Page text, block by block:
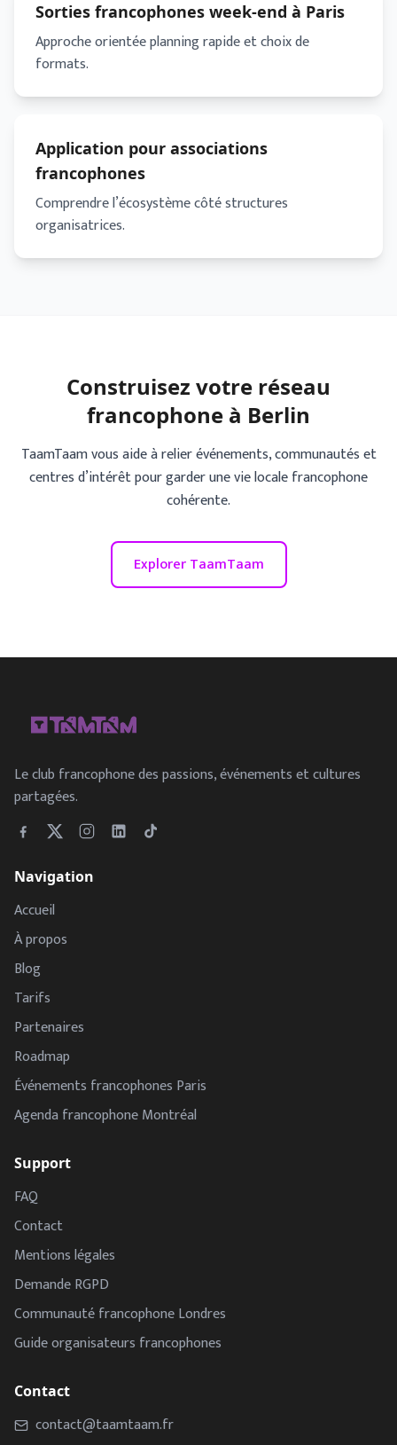
Sorties francophones week-end à Paris
Approche orientée planning rapide et choix de
formats.
Application pour associations
francophones
Comprendre l’écosystème côté structures
organisatrices.
Construisez votre réseau
francophone à Berlin
TaamTaam vous aide à relier événements, communautés et
centres d’intérêt pour garder une vie locale francophone
cohérente.
Explorer TaamTaam
Le club francophone des passions, événements et cultures
partagées.
Navigation
Accueil
À propos
Blog
Tarifs
Partenaires
Roadmap
Événements francophones Paris
Agenda francophone Montréal
Support
FAQ
Contact
Mentions légales
Demande RGPD
Communauté francophone Londres
Guide organisateurs francophones
Contact
contact@taamtaam.fr